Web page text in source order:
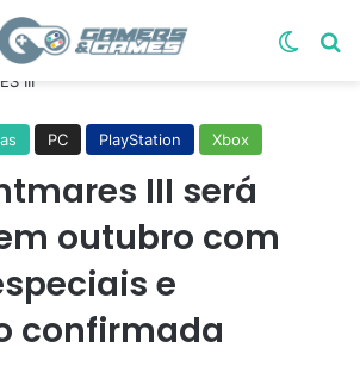
PC PlayStation Xbox
III será
outubro com
e
confirmada